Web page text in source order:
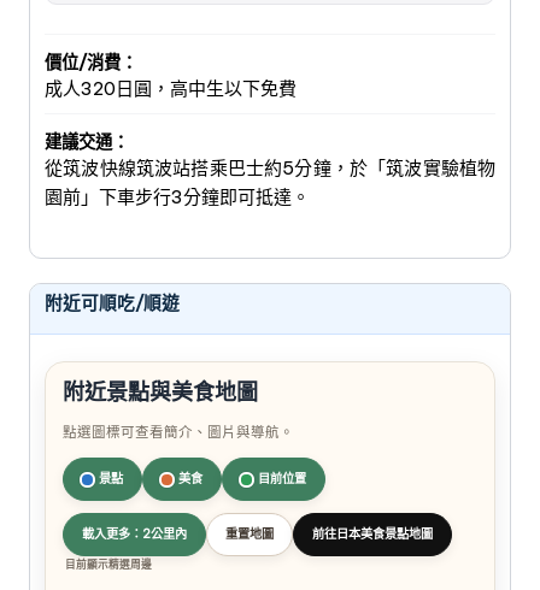
價位/消費：
成人320日圓，高中生以下免費
建議交通：
從筑波快線筑波站搭乘巴士約5分鐘，於「筑波實驗植物
園前」下車步行3分鐘即可抵達。
附近可順吃/順遊
附近景點與美食地圖
點選圖標可查看簡介、圖片與導航。
景點 美食 目前位置
載入更多：2公里內 重置地圖 前往日本美食景點地圖
目前顯示精選周邊